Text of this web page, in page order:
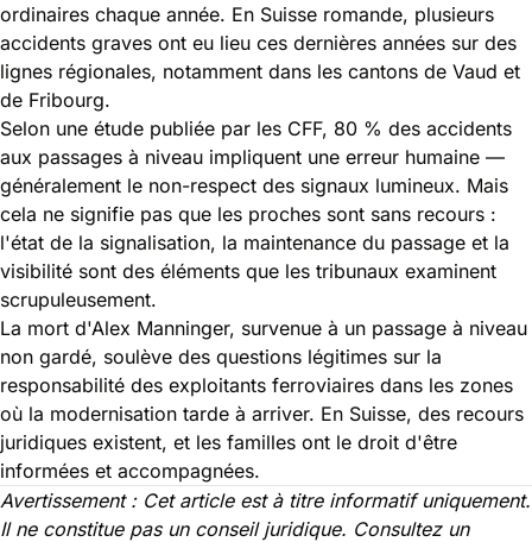
ordinaires chaque année. En Suisse romande, plusieurs
accidents graves ont eu lieu ces dernières années sur des
lignes régionales, notamment dans les cantons de Vaud et
de Fribourg.
Selon une étude publiée par les CFF, 80 % des accidents
aux passages à niveau impliquent une erreur humaine —
généralement le non-respect des signaux lumineux. Mais
cela ne signifie pas que les proches sont sans recours :
l'état de la signalisation, la maintenance du passage et la
visibilité sont des éléments que les tribunaux examinent
scrupuleusement.
La mort d'Alex Manninger, survenue à un passage à niveau
non gardé, soulève des questions légitimes sur la
responsabilité des exploitants ferroviaires dans les zones
où la modernisation tarde à arriver. En Suisse, des recours
juridiques existent, et les familles ont le droit d'être
informées et accompagnées.
Avertissement : Cet article est à titre informatif uniquement.
Il ne constitue pas un conseil juridique. Consultez un